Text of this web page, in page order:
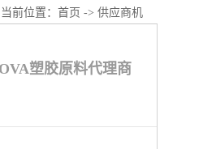
当前位置： 首页 -> 供应商机
塑胶原料代理商